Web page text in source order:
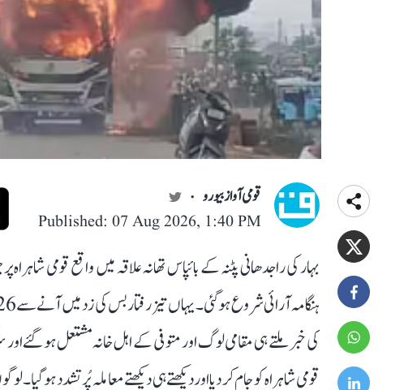
قومی آواز بیورو
Published: 07 Aug 2026, 1:40 PM
بہار کی راجدھانی پٹنہ کے بائپاس تھانہ علاقہ میں واقع قومی
کی خبر ملتے ہی مقامی لوگ اور متوفی کے اہل خانہ مشتعل ہو
قومی شاہراہ کو جام کر دیا اور دیکھتے ہی دیکھتے معاملہ پُرتشدد